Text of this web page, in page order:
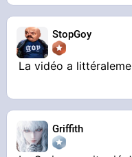
StopGoy
La vidéo a
Griffith